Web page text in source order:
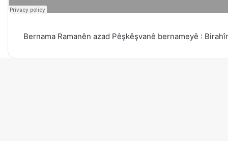
Bernama Ramanên azad Pêşkêşvanê bernameyê :